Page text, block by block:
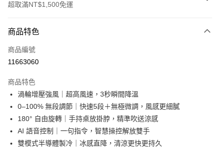
超取滿NT$1,500免運
信用卡一次付款
信用卡分期付款
合作金庫商業銀行
華南商業銀行
彰化商業銀行
上海商業儲蓄銀行
台北富邦商業銀行
國泰世華商業銀行
兆豐國際商業銀行
臺灣中小企業銀行
台中商業銀行
匯豐（台灣）商業銀行
華泰商業銀行
聯邦商業銀行
遠東國際商業銀行
6 期 0 利率 每期
華南商業銀行
彰化商業銀行
上海商業儲蓄銀行
台北富邦商業銀行
國泰世華商業銀行
兆豐國際商業銀行
臺灣中小企業銀行
台中商業銀行
超商取貨付款
LINE Pay
街口支付
商品特色
商品編號
11663060
商品特色
渦輪增壓強風｜超高風速，3秒瞬間降溫
0–100% 無段調節｜快速5段＋無極微調，風感更細膩
180° 自由旋轉｜手持桌放掛脖，精準吹送涼感
AI 語音控制｜一句指令，智慧操控解放雙手
雙模式半導體製冷｜冰感直降，清涼更快更持久